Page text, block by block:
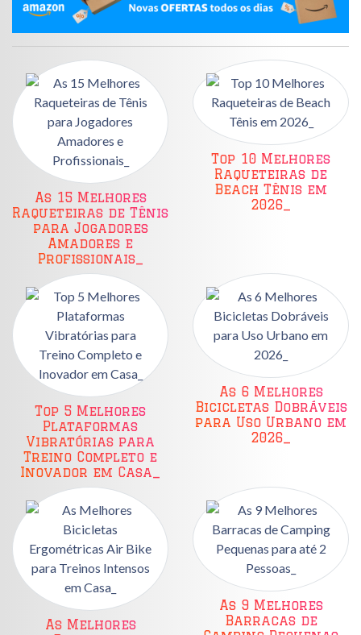
As 15 Melhores
Raqueteiras de Tênis
para Jogadores
Amadores e
Profissionais_
Top 10 Melhores
Raqueteiras de
Beach Tênis em
2026_
Top 5 Melhores
Plataformas
Vibratórias para
Treino Completo e
Inovador em Casa_
As 6 Melhores
Bicicletas Dobráveis
para Uso Urbano em
2026_
As Melhores
As 9 Melhores
Barracas de